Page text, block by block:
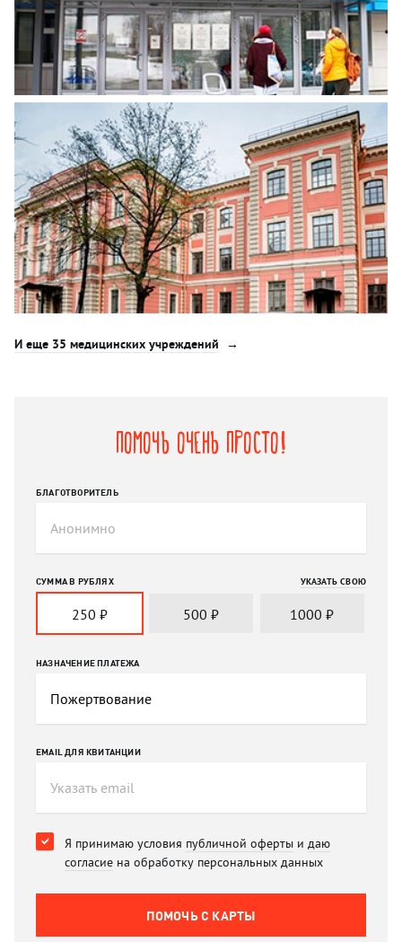
И еще 35 медицинских учреждений
Помочь очень просто!
БЛАГОТВОРИТЕЛЬ
СУММА В РУБЛЯХ
250 ₽ 500 ₽ 1000₽
УКАЗАТЬ СВОЮ
НАЗНАЧЕНИЕ ПЛАТЕЖА
EMAIL ДЛЯ КВИТАНЦИИ
Я принимаю условия публичной оферты и даю
согласие на обработку персональных данных
ПОМОЧЬ C КАРТЫ